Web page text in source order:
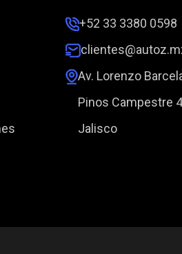
+52 33 3380 0598
Av. Lorenzo
Pinos Campestre
Jalisco